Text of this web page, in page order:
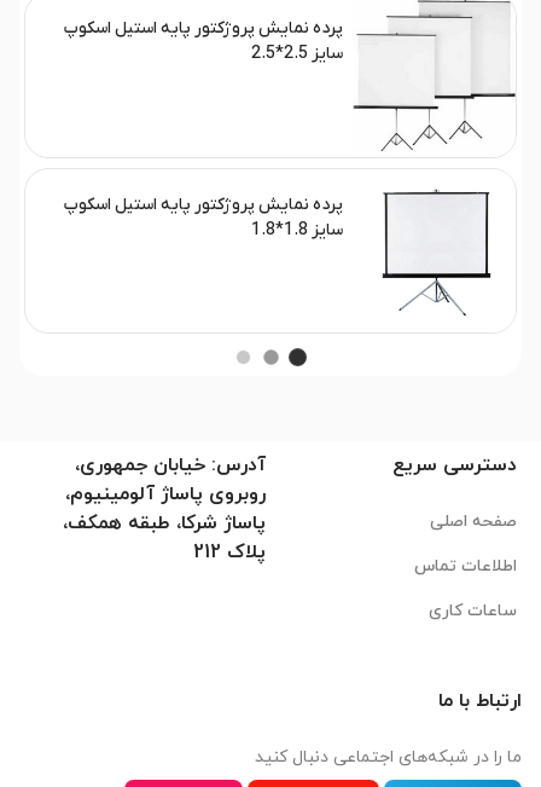
پرده نمایش پروژکتور پایه استیل اسکوپ
سایز 2.5*2.5
پرده نمایش پروژکتور پایه استیل اسکوپ
سایز 1.8*1.8
دسترسی سریع
صفحه اصلی
اطلاعات تماس
ساعات کاری
آدرس: خیابان جمهوری،
روبروی پاساژ آلومینیوم،
پاساژ شرکا، طبقه همکف،
پلاک 212
ارتباط با ما
ما را در شبکه‌های اجتماعی دنبال کنید